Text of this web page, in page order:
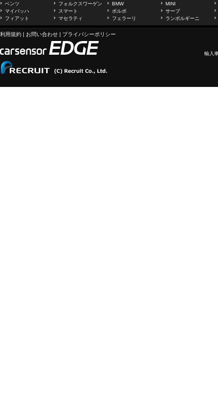
ベンツ フォルクスワーゲン BMW
MINI
マイバッハ
スマート ボルボ
サーブ
フィアット
マセラティ フェラーリ ランボルギーニ
利用規約 | お問い合わせ | プライバシーポリシー
輸入